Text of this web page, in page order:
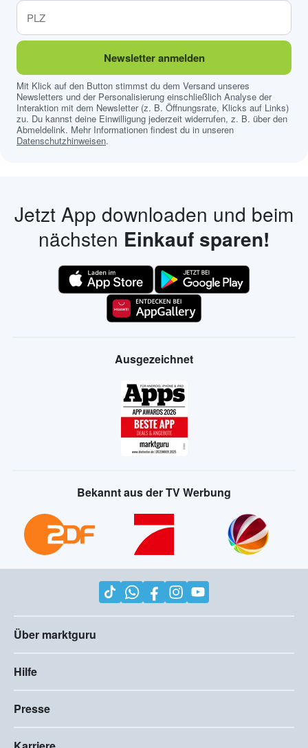
Newsletter anmelden
Mit Klick auf den Button stimmst du dem Versand unseres
Newsletters und der Personalisierung einschließlich Analyse der
Interaktion mit dem Newsletter (z. B. Öffnungsrate, Klicks auf Links)
zu. Du kannst deine Einwilligung jederzeit widerrufen, z. B. über den
Abmeldelink. Mehr Informationen findest du in unseren
Datenschutzhinweisen.
Jetzt App downloaden und beim
nächsten Einkauf sparen!
Ausgezeichnet
Bekannt aus der TV Werbung
Über marktguru
Hilfe
Presse